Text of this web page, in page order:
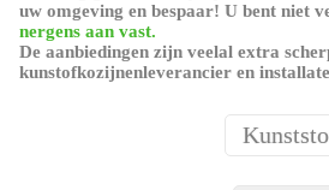
uw omgeving en bespaar! U bent niet
nergens aan vast.
De aanbiedingen zijn veelal extra
kunstofkozijnenleverancier en